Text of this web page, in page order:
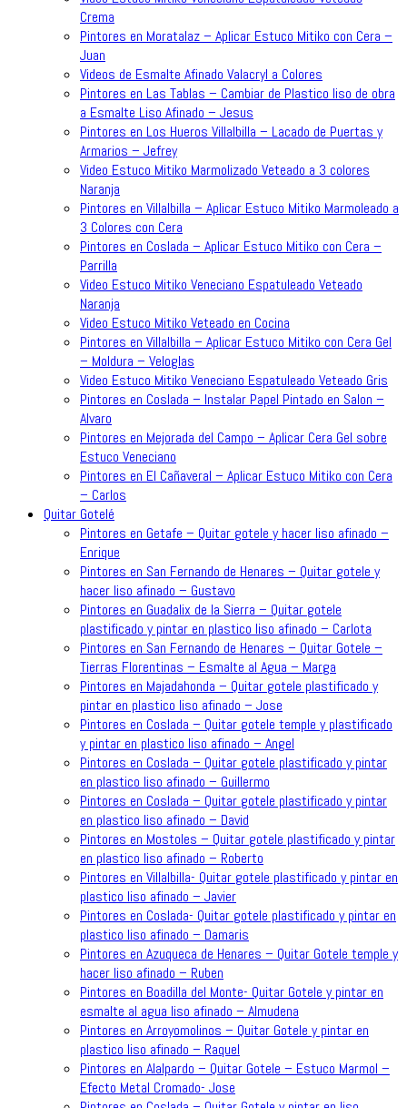
Crema
Pintores en Moratalaz – Aplicar Estuco Mitiko con Cera –
Juan
Videos de Esmalte Afinado Valacryl a Colores
Pintores en Las Tablas – Cambiar de Plastico liso de obra
a Esmalte Liso Afinado – Jesus
Pintores en Los Hueros Villalbilla – Lacado de Puertas y
Armarios – Jefrey
Video Estuco Mitiko Marmolizado Veteado a 3 colores
Naranja
Pintores en Villalbilla – Aplicar Estuco Mitiko Marmoleado a
3 Colores con Cera
Pintores en Coslada – Aplicar Estuco Mitiko con Cera –
Parrilla
Video Estuco Mitiko Veneciano Espatuleado Veteado
Naranja
Video Estuco Mitiko Veteado en Cocina
Pintores en Villalbilla – Aplicar Estuco Mitiko con Cera Gel
– Moldura – Veloglas
Video Estuco Mitiko Veneciano Espatuleado Veteado Gris
Pintores en Coslada – Instalar Papel Pintado en Salon –
Alvaro
Pintores en Mejorada del Campo – Aplicar Cera Gel sobre
Estuco Veneciano
Pintores en El Cañaveral – Aplicar Estuco Mitiko con Cera
– Carlos
Quitar Gotelé
Pintores en Getafe – Quitar gotele y hacer liso afinado –
Enrique
Pintores en San Fernando de Henares – Quitar gotele y
hacer liso afinado – Gustavo
Pintores en Guadalix de la Sierra – Quitar gotele
plastificado y pintar en plastico liso afinado – Carlota
Pintores en San Fernando de Henares – Quitar Gotele –
Tierras Florentinas – Esmalte al Agua – Marga
Pintores en Majadahonda – Quitar gotele plastificado y
pintar en plastico liso afinado – Jose
Pintores en Coslada – Quitar gotele temple y plastificado
y pintar en plastico liso afinado – Angel
Pintores en Coslada – Quitar gotele plastificado y pintar
en plastico liso afinado – Guillermo
Pintores en Coslada – Quitar gotele plastificado y pintar
en plastico liso afinado – David
Pintores en Mostoles – Quitar gotele plastificado y pintar
en plastico liso afinado – Roberto
Pintores en Villalbilla- Quitar gotele plastificado y pintar en
plastico liso afinado – Javier
Pintores en Coslada- Quitar gotele plastificado y pintar en
plastico liso afinado – Damaris
Pintores en Azuqueca de Henares – Quitar Gotele temple y
hacer liso afinado – Ruben
Pintores en Boadilla del Monte- Quitar Gotele y pintar en
esmalte al agua liso afinado – Almudena
Pintores en Arroyomolinos – Quitar Gotele y pintar en
plastico liso afinado – Raquel
Pintores en Alalpardo – Quitar Gotele – Estuco Marmol –
Efecto Metal Cromado- Jose